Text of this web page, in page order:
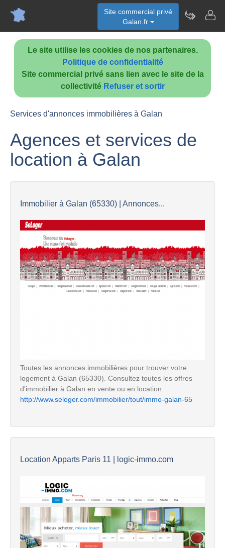
Le site utilise les cookies de nos partenaires.
Politique de confidentialité
Site commercial privé sans lien avec le site de la
collectivité Refuser et sortir
Site commercial privé
Galan.fr
Services d'annonces immobilières à Galan
Agences et services de
location à Galan
Immobilier à Galan (65330) | Annonces...
Toutes les annonces immobilières pour trouver votre
logement à Galan (65330). Consultez toutes les offres
d'immobilier à Galan en vente ou en location.
http://www.seloger.com/immobilier/tout/immo-galan-65
Location Apparts Paris 11 | logic-immo.com